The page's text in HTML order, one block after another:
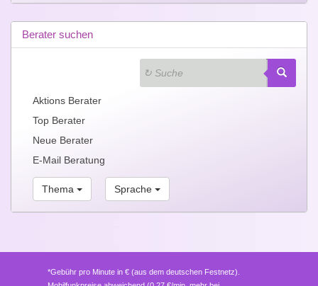
Berater suchen
Aktions Berater
Top Berater
Neue Berater
E-Mail Beratung
Thema Sprache
*Gebühr pro Minute in € (aus dem deutschen Festnetz).